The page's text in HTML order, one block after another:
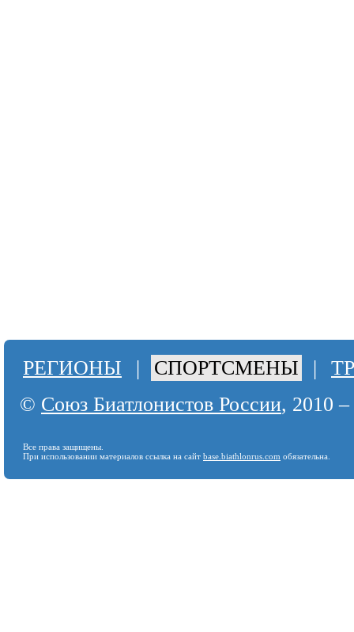
РЕГИОНЫ | СПОРТСМЕНЫ |
© Союз Биатлонистов России, 2010
Все права защищены.
При использовании материалов ссылка на сайт base.biathlonrus.com обязательна.